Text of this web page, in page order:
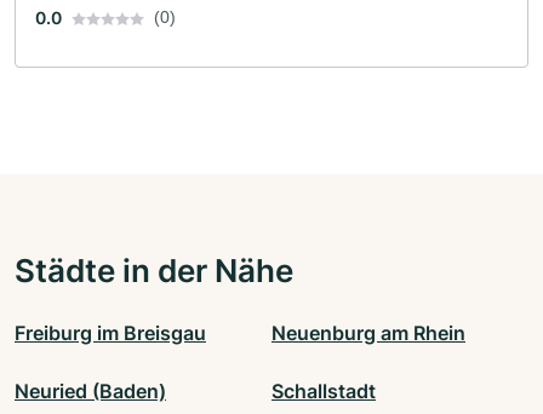
0.0
(0)
Städte in der Nähe
Freiburg im Breisgau Neuenburg am Rhein
Neuried (Baden) Schallstadt